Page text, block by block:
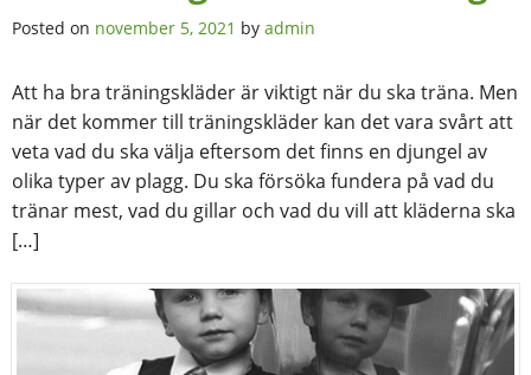
Posted on november 5, 2021 by admin
Att ha bra träningskläder är viktigt när du ska träna. Men
när det kommer till träningskläder kan det vara svårt att
veta vad du ska välja eftersom det finns en djungel av
olika typer av plagg. Du ska försöka fundera på vad du
tränar mest, vad du gillar och vad du vill att kläderna ska
[…]